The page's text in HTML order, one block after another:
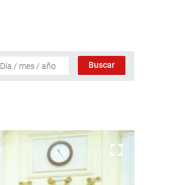
Día / mes / año